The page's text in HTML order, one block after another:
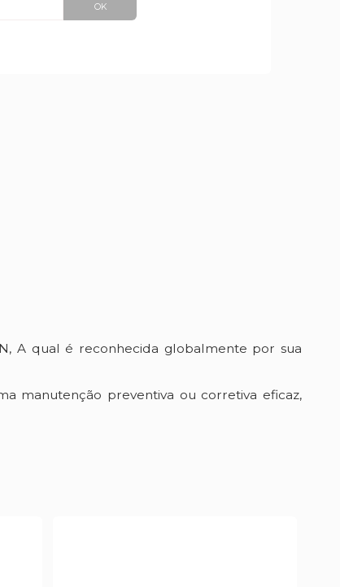
OK
A qual é reconhecida globalmente por sua
manutenção preventiva ou corretiva eficaz,